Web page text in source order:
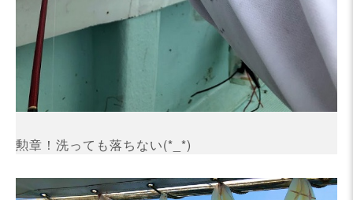
勲章！洗っても落ちない(*_*)